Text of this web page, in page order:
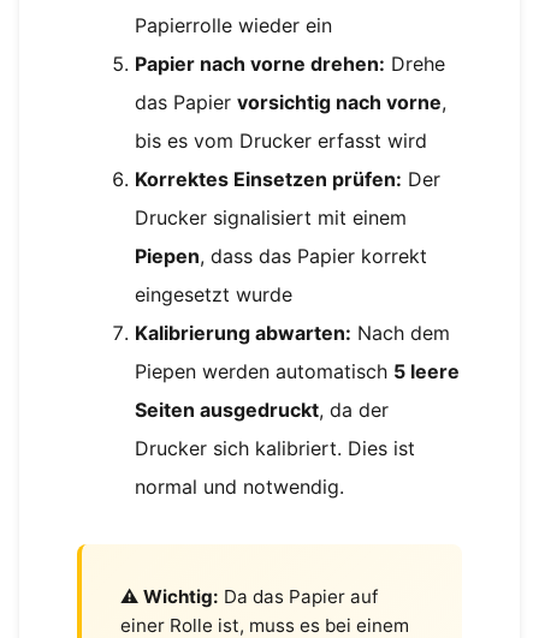
Papierrolle wieder ein
Papier nach vorne drehen: Drehe
das Papier vorsichtig nach vorne,
bis es vom Drucker erfasst wird
Korrektes Einsetzen prüfen: Der
Drucker signalisiert mit einem
Piepen, dass das Papier korrekt
eingesetzt wurde
Kalibrierung abwarten: Nach dem
Piepen werden automatisch 5 leere
Seiten ausgedruckt, da der
Drucker sich kalibriert. Dies ist
normal und notwendig.
⚠️ Wichtig: Da das Papier auf
einer Rolle ist, muss es bei einem